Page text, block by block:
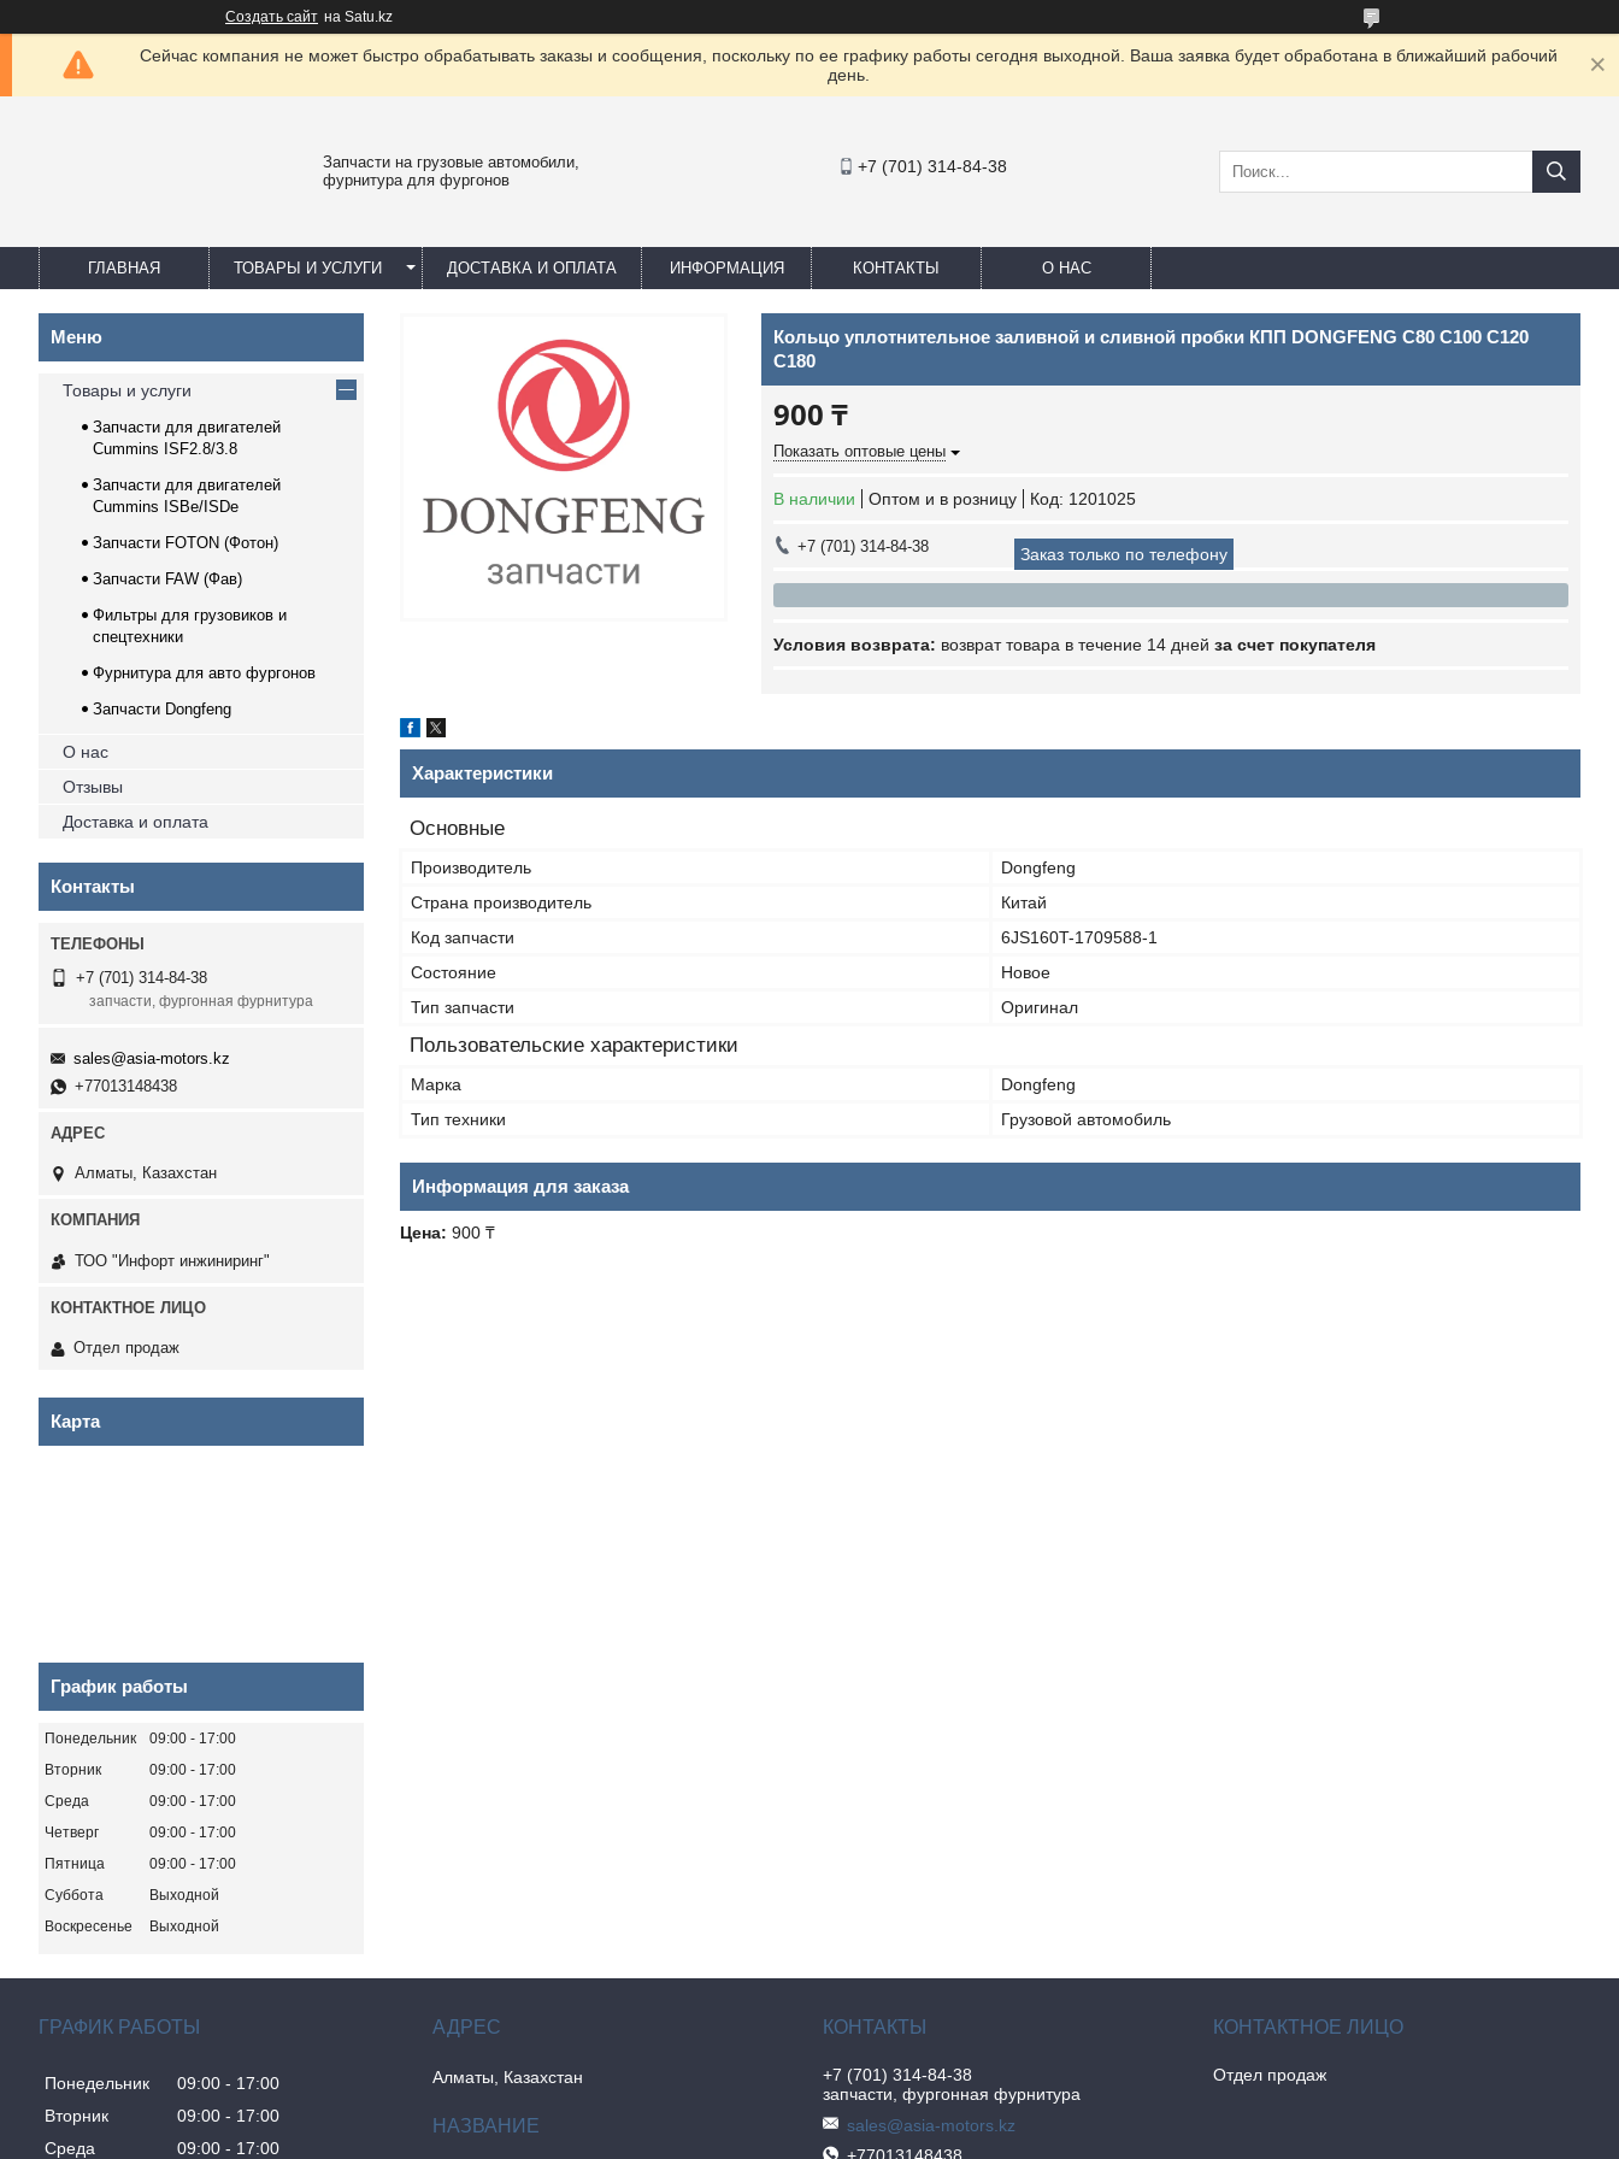
Создать сайт на Satu.kz
Сейчас компания не может быстро обрабатывать заказы и сообщения, поскольку по ее графику работы сегодня выходной. Ваша заявка будет обработана в ближайший рабочий
день.
Запчасти на грузовые автомобили,
фурнитура для фургонов
+7 (701) 314-84-38
ГЛАВНАЯ ТОВАРЫ И УСЛУГИ ДОСТАВКА И ОПЛАТА ИНФОРМАЦИЯ КОНТАКТЫ О НАС
Кольцо уплотнительное заливной и сливной пробки КПП DONGFENG C80 C100 C120
C180
900 ₸
Показать оптовые цены
В наличии Оптом и в розницу Код: 1201025
+7 (701) 314-84-38 Заказ только по телефону
возврат товара в течение 14 дней за счет покупателя
Характеристики
Основные
Производитель
Dongfeng
Страна производитель
Китай
Код запчасти
6JS160T-1709588-1
Состояние
Новое
Тип запчасти
Оригинал
Пользовательские характеристики
Марка
Dongfeng
Тип техники
Грузовой автомобиль
Информация для заказа
Цена: 900 ₸
Товары и услуги
Запчасти для двигателей
Cummins ISF2.8/3.8
Запчасти для двигателей
Cummins ISBe/ISDe
Запчасти FOTON (Фотон)
Запчасти FAW (Фав)
Фильтры для грузовиков и
спецтехники
Фурнитура для авто фургонов
Запчасти Dongfeng
О нас
Отзывы
Доставка и оплата
Контакты
+7 (701) 314-84-38
запчасти, фургонная фурнитура
sales@asia-motors.kz
+77013148438
Алматы, Казахстан
ТОО "Инфорт инжиниринг"
Отдел продаж
Карта
График работы
Понедельник 09:00
17:00
Вторник
09:00
17:00
Среда
09:00
17:00
Четверг
09:00
17:00
Пятница
09:00
17:00
Суббота
Выходной
Воскресенье
Выходной
ГРАФИК РАБОТЫ
Понедельник 09:00
17:00
Вторник
09:00
17:00
Среда
09:00 17:00
Алматы, Казахстан
+7 (701) 314-84-38
запчасти, фургонная фурнитура
sales@asia-motors.kz
Отдел продаж